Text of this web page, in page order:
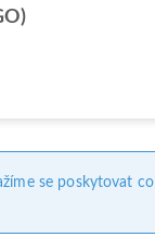
se poskytovat co